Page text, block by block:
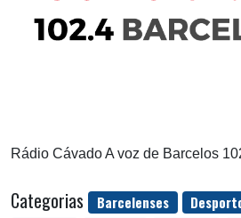
Rádio Cávado A voz de Barcelos
Categorias Barcelenses